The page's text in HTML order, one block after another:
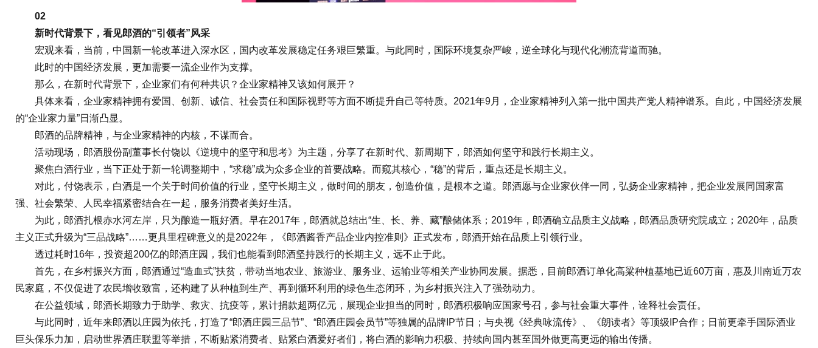
02
新时代背景下，看见郎酒的“引领者”风采
宏观来看，当前，中国新一轮改革进入深水区，国内改革发展稳定任务艰巨繁重。与此同时，国际环境复杂严峻，逆全球化与现代化潮流背道而驰。
此时的中国经济发展，更加需要一流企业作为支撑。
那么，在新时代背景下，企业家们有何种共识？企业家精神又该如何展开？
具体来看，企业家精神拥有爱国、创新、诚信、社会责任和国际视野等方面不断提升自己等特质。2021年9月，企业家精神列入第一批中国共产党人精神谱系。自此，中国经济发展
的“企业家力量”日渐凸显。
郎酒的品牌精神，与企业家精神的内核，不谋而合。
活动现场，郎酒股份副董事长付饶以《逆境中的坚守和思考》为主题，分享了在新时代、新周期下，郎酒如何坚守和践行长期主义。
聚焦白酒行业，当下正处于新一轮调整期中，“求稳”成为众多企业的首要战略。而窥其核心，“稳”的背后，重点还是长期主义。
对此，付饶表示，白酒是一个关于时间价值的行业，坚守长期主义，做时间的朋友，创造价值，是根本之道。郎酒愿与企业家伙伴一同，弘扬企业家精神，把企业发展同国家富
强、社会繁荣、人民幸福紧密结合在一起，服务消费者美好生活。
为此，郎酒扎根赤水河左岸，只为酿造一瓶好酒。早在2017年，郎酒就总结出“生、长、养、藏”酿储体系；2019年，郎酒确立品质主义战略，郎酒品质研究院成立；2020年，品质
主义正式升级为“三品战略”……更具里程碑意义的是2022年，《郎酒酱香产品企业内控准则》正式发布，郎酒开始在品质上引领行业。
透过耗时16年，投资超200亿的郎酒庄园，我们也能看到郎酒坚持践行的长期主义，远不止于此。
首先，在乡村振兴方面，郎酒通过“造血式”扶贫，带动当地农业、旅游业、服务业、运输业等相关产业协同发展。据悉，目前郎酒订单化高粱种植基地已近60万亩，惠及川南近万农
民家庭，不仅促进了农民增收致富，还构建了从种植到生产、再到循环利用的绿色生态闭环，为乡村振兴注入了强劲动力。
在公益领域，郎酒长期致力于助学、救灾、抗疫等，累计捐款超两亿元，展现企业担当的同时，郎酒积极响应国家号召，参与社会重大事件，诠释社会责任。
与此同时，近年来郎酒以庄园为依托，打造了“郎酒庄园三品节”、“郎酒庄园会员节”等独属的品牌IP节日；与央视《经典咏流传》、《朗读者》等顶级IP合作；日前更牵手国际酒业
巨头保乐力加，启动世界酒庄联盟等举措，不断贴紧消费者、贴紧白酒爱好者们，将白酒的影响力积极、持续向国内甚至国外做更高更远的输出传播。